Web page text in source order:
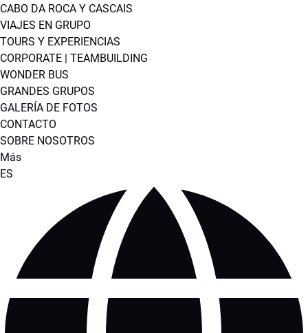
CABO DA ROCA Y CASCAIS
VIAJES EN GRUPO
TOURS Y EXPERIENCIAS
CORPORATE | TEAMBUILDING
WONDER BUS
GRANDES GRUPOS
GALERÍA DE FOTOS
CONTACTO
SOBRE NOSOTROS
Más
Selecciona
ES